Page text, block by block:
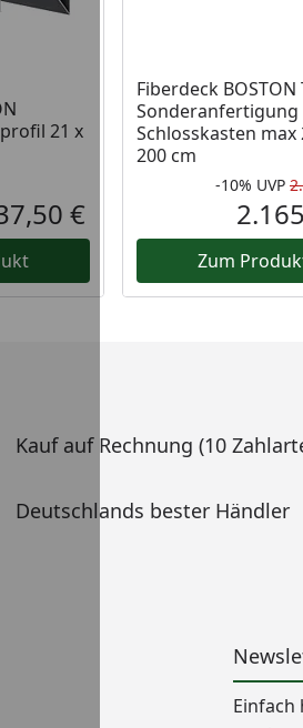
21 x
Aktueller Preis
€
Fiberdeck BOSTON
Sonderanfertigung
Schlosskasten max
200 cm
-10% UVP
Zum
Kauf auf Rechnung (10
Deutschlands bester Händler
Einfach